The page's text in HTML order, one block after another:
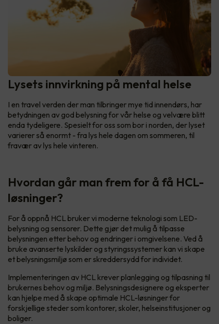
Lysets innvirkning på mental helse
I en travel verden der man tilbringer mye tid innendørs, har
betydningen av god belysning for vår helse og velvære blitt
enda tydeligere. Spesielt for oss som bor i norden, der lyset
varierer så enormt - fra lys hele dagen om sommeren, til
fravær av lys hele vinteren.
Hvordan går man frem for å få HCL-
løsninger?
For å oppnå HCL bruker vi moderne teknologi som LED-
belysning og sensorer. Dette gjør det mulig å tilpasse
belysningen etter behov og endringer i omgivelsene. Ved å
bruke avanserte lyskilder og styringssystemer kan vi skape
et belysningsmiljø som er skreddersydd for individet.
Implementeringen av HCL krever planlegging og tilpasning til
brukernes behov og miljø. Belysningsdesignere og eksperter
kan hjelpe med å skape optimale HCL-løsninger for
forskjellige steder som kontorer, skoler, helseinstitusjoner og
boliger.